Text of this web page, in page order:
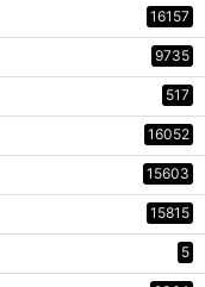
16157
9735
517
16052
15603
15815
5